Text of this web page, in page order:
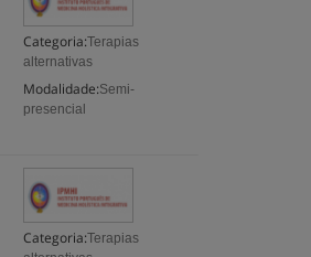
Categoria:Terapias
alternativas
Modalidade:Semi-
presencial
Categoria:Terapias